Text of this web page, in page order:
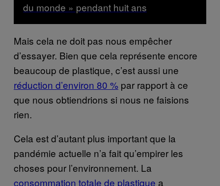
du monde » pendant huit ans
Mais cela ne doit pas nous empêcher
d’essayer. Bien que cela représente encore
beaucoup de plastique, c’est aussi une
réduction d’environ 80 % par rapport à ce
que nous obtiendrions si nous ne faisions
rien.
Cela est d’autant plus important que la
pandémie actuelle n’a fait qu’empirer les
choses pour l’environnement. La
consommation totale de plastique a